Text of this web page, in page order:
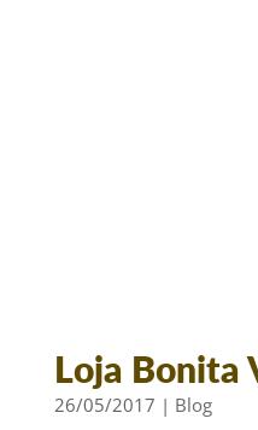
Loja Bonita
26/05/2017 | Blog